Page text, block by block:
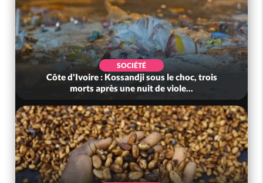
SOCIÉTÉ
Côte d'Ivoire : Kossandji sous le choc, trois
morts après une nuit de viole...